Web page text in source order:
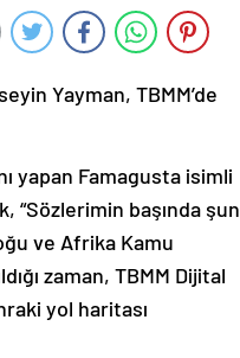
başında şunu
ve Afrika Kamu
zaman, TBMM Dijital
yol haritası